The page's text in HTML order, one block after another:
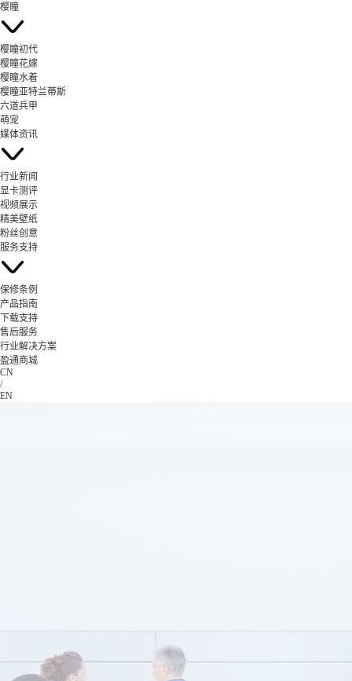
樱瞳
樱瞳初代
樱瞳花嫁
樱瞳水着
樱瞳亚特兰蒂斯
六道兵甲
萌宠
媒体资讯
行业新闻
显卡测评
视频展示
精美壁纸
粉丝创意
服务支持
保修条例
产品指南
下载支持
售后服务
行业解决方案
盈通商城
CN
/
EN